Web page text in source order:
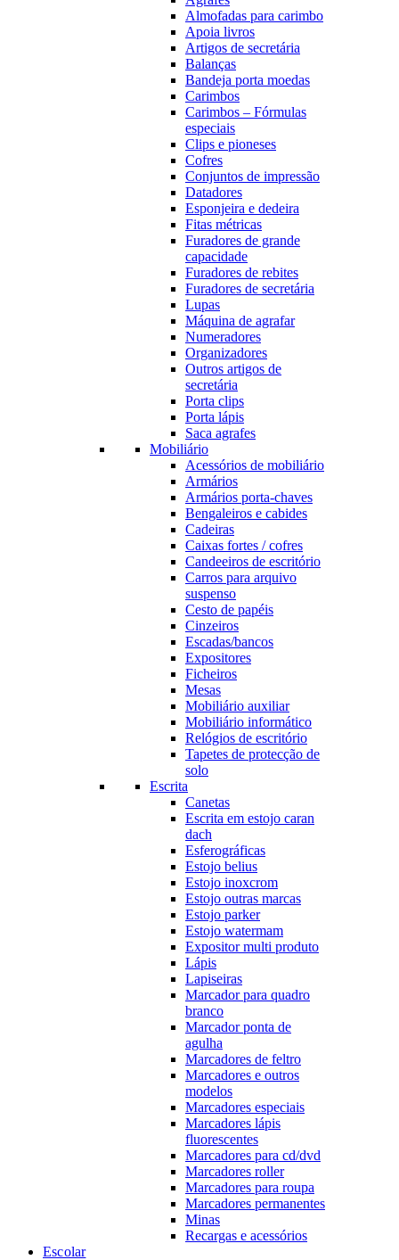
Almofadas para carimbo
Apoia livros
Artigos de secretária
Balanças
Bandeja porta moedas
Carimbos
Carimbos – Fórmulas
especiais
Clips e pioneses
Cofres
Conjuntos de impressão
Datadores
Esponjeira e dedeira
Fitas métricas
Furadores de grande
capacidade
Furadores de rebites
Furadores de secretária
Lupas
Máquina de agrafar
Numeradores
Organizadores
Outros artigos de
secretária
Porta clips
Porta lápis
Saca agrafes
Mobiliário
Acessórios de mobiliário
Armários
Armários porta-chaves
Bengaleiros e cabides
Cadeiras
Caixas fortes / cofres
Candeeiros de escritório
Carros para arquivo
suspenso
Cesto de papéis
Cinzeiros
Escadas/bancos
Expositores
Ficheiros
Mesas
Mobiliário auxiliar
Mobiliário informático
Relógios de escritório
Tapetes de protecção de
solo
Escrita
Canetas
Escrita em estojo caran
dach
Esferográficas
Estojo belius
Estojo inoxcrom
Estojo outras marcas
Estojo parker
Estojo watermam
Expositor multi produto
Lápis
Lapiseiras
Marcador para quadro
branco
Marcador ponta de
agulha
Marcadores de feltro
Marcadores e outros
modelos
Marcadores especiais
Marcadores lápis
fluorescentes
Marcadores para cd/dvd
Marcadores roller
Marcadores para roupa
Marcadores permanentes
Minas
Recargas e acessórios
Escolar